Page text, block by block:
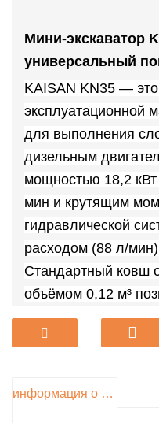
Мини-экскаватор
универсальный
KAISAN KN35 —
эксплуатационной
для выполнения
дизельным
мощностью 18,2
мин и крутящим
гидравлической
расходом (88 л/
Стандартный ковш
объёмом 0,12 м³
траншей и выемку
максимальной
обеспечивается за
информация о продукте